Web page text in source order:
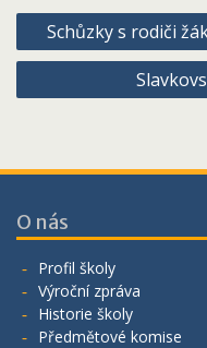
Navigace
pro
Schůzky s rodiči
O nás
Profil školy
Výroční zpráva
Historie školy
Předmětové komise